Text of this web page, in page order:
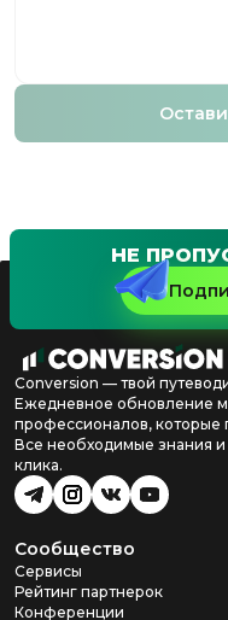
НЕ
Conversion — твой
Ежедневное обновление
профессионалов, которые
Все необходимые знания и
клика.
Сообщество
Сервисы
Рейтинг партнерок
Конференции